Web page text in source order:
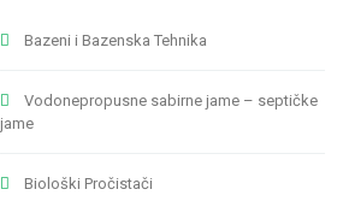
Bazeni i Bazenska Tehnika
Vodonepropusne sabirne jame – septičke
jame
Biološki Pročistači